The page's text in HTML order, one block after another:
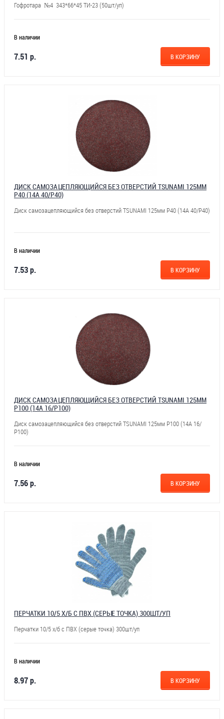
Гофротара №4 343*66*45 ТИ-23 (50шт/уп)
В наличии
7.51 р. В КОРЗИНУ
ДИСК САМОЗАЦЕПЛЯЮЩИЙСЯ БЕЗ ОТВЕРСТИЙ TSUNAMI 125ММ
Р40 (14А 40/Р40)
Диск самозацепляющийся без отверстий TSUNAMI 125мм Р40 (14А 40/Р40)
В наличии
7.53 р. В КОРЗИНУ
ДИСК САМОЗАЦЕПЛЯЮЩИЙСЯ БЕЗ ОТВЕРСТИЙ TSUNAMI 125ММ
Р100 (14А 16/Р100)
Диск самозацепляющийся без отверстий TSUNAMI 125мм Р100 (14А 16/
Р100)
В наличии
7.56 р. В КОРЗИНУ
ПЕРЧАТКИ 10/5 Х/Б С ПВХ (СЕРЫЕ ТОЧКА) 300ШТ/УП
Перчатки 10/5 х/б с ПВХ (серые точка) 300шт/уп
В наличии
8.97 р. В КОРЗИНУ